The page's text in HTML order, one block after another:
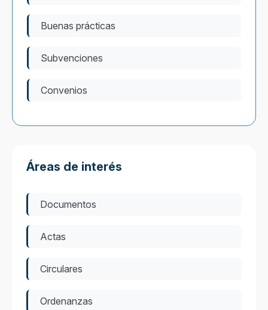
Buenas prácticas
Subvenciones
Convenios
Áreas de interés
Documentos
Actas
Circulares
Ordenanzas